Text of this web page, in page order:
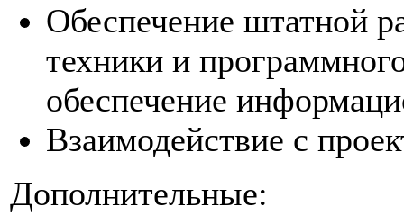
Обеспечение штатной
техники и
обеспечение
Взаимодействие с
Дополнительные: